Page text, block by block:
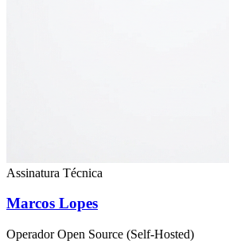
Assinatura Técnica
Marcos Lopes
Operador Open Source (Self-Hosted)